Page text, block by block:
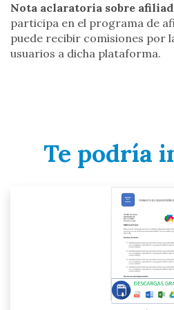
Nota aclaratoria sobre
participa en el programa de
puede recibir comisiones por
usuarios a dicha plataforma.
Te podría